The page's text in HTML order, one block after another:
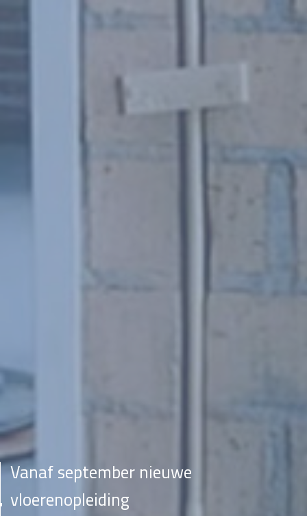
Vanaf september nieuwe
vloerenopleiding